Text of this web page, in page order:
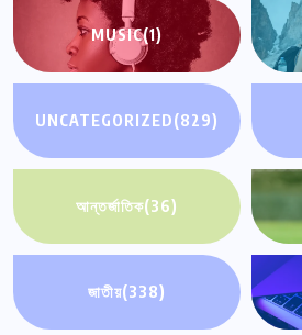
MUSIC(1)
UNCATEGORIZED(829)
আন্তর্জাতিক(36)
জাতীয়(338)